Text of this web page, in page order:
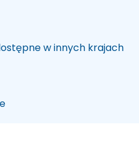
w innych krajach